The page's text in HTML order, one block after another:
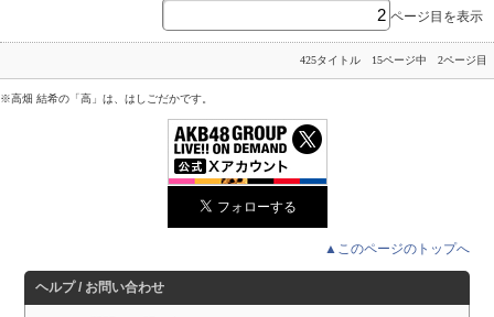
ページ目を表示
425タイトル 15ページ中 2ページ目
※高畑 結希の「高」は、はしごだかです。
▲このページのトップへ
ヘルプ / お問い合わせ